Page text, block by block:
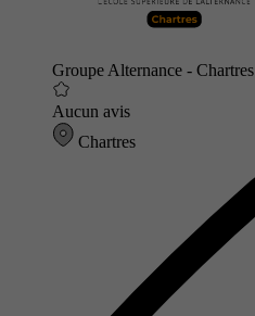
Groupe Alternance - Chartres
Aucun avis
Chartres